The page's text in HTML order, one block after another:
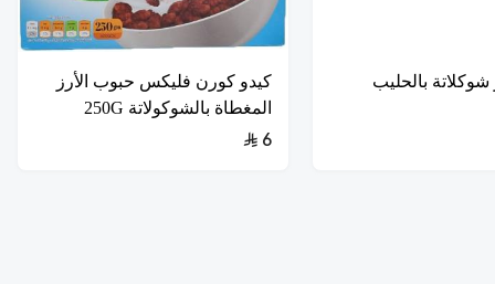
شوكلاتة بالحليب
كيدو كورن فليكس حبوب الأرز
المغطاة بالشوكولاتة 250G
6